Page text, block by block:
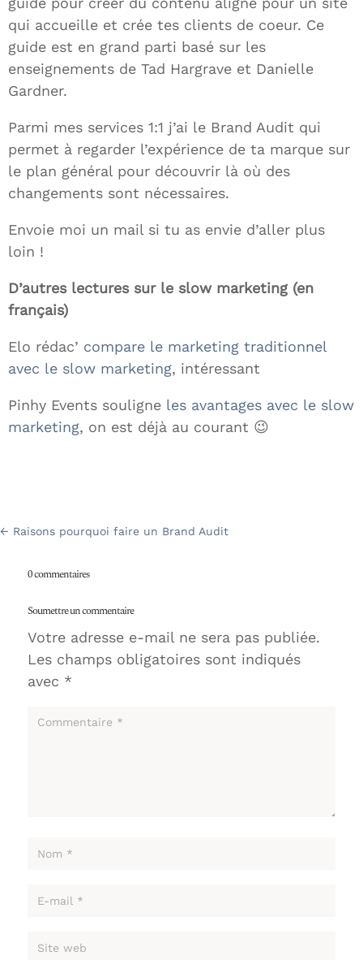
qui accueille et crée tes clients de coeur. Ce
guide est en grand parti basé sur les
enseignements de Tad Hargrave et Danielle
Gardner.
Parmi mes services 1:1 j’ai le Brand Audit qui
permet à regarder l’expérience de ta marque sur
le plan général pour découvrir là où des
changements sont nécessaires.
Envoie moi un mail si tu as envie d’aller plus
loin !
D’autres lectures sur le slow marketing (en
français)
Elo rédac’ compare le marketing traditionnel
avec le slow marketing, intéressant
Pinhy Events souligne les avantages avec le slow
marketing, on est déjà au courant 😉
← Raisons pourquoi faire un Brand Audit
0 commentaires
Soumettre un commentaire
Votre adresse e-mail ne sera pas publiée.
Les champs obligatoires sont indiqués
avec *